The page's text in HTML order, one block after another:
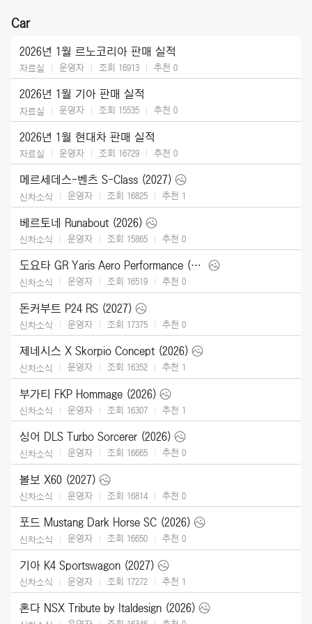
Car
2026년 1월 르노코리아 판매 실적
자료실 운영자 조회 16913 추천 0
2026년 1월 기아 판매 실적
자료실 운영자 조회 15535 추천 0
2026년 1월 현대차 판매 실적
자료실 운영자 조회 16729 추천 0
메르세데스-벤츠 S-Class (2027)
신차소식 운영자 조회 16825 추천 1
베르토네 Runabout (2026)
신차소식 운영자 조회 15865 추천 0
도요타 GR Yaris Aero Performance (2026)
신차소식 운영자 조회 16519 추천 0
돈커부트 P24 RS (2027)
신차소식 운영자 조회 17375 추천 0
제네시스 X Skorpio Concept (2026)
신차소식 운영자 조회 16352 추천 1
부가티 FKP Hommage (2026)
신차소식 운영자 조회 16307 추천 1
싱어 DLS Turbo Sorcerer (2026)
신차소식 운영자 조회 16665 추천 0
볼보 X60 (2027)
신차소식 운영자 조회 16814 추천 0
포드 Mustang Dark Horse SC (2026)
신차소식 운영자 조회 16650 추천 0
기아 K4 Sportswagon (2027)
신차소식 운영자 조회 17272 추천 1
혼다 NSX Tribute by Italdesign (2026)